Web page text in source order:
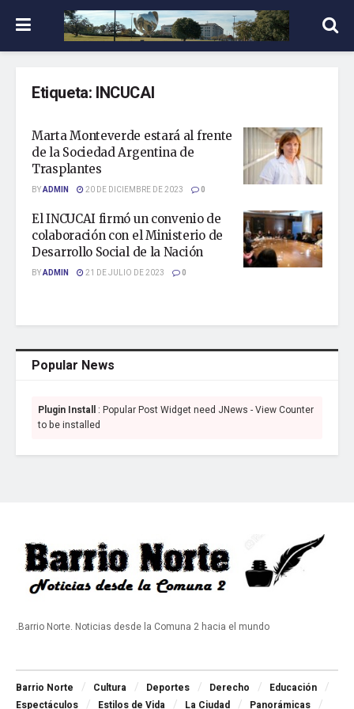
Etiqueta: INCUCAI
Marta Monteverde estará al frente
de la Sociedad Argentina de
Trasplantes
BYADMIN 20 DE DICIEMBRE DE 2023 0
El INCUCAI firmó un convenio de
colaboración con el Ministerio de
Desarrollo Social de la Nación
BYADMIN 21 DE JULIO DE 2023 0
Popular News
Plugin Install : Popular Post Widget need JNews - View Counter
to be installed
.Barrio Norte. Noticias desde la Comuna 2 hacia el mundo
Barrio Norte Cultura Deportes Derecho
Educación
Espectáculos
Estilos de Vida La Ciudad Panorámicas